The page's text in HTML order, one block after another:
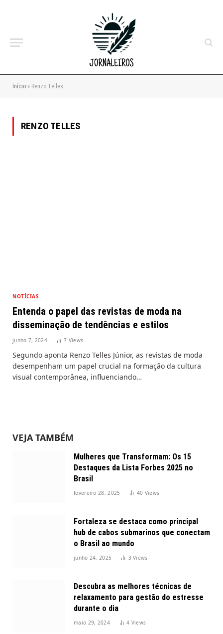
Início » Renzo Telles
RENZO TELLES
NOTÍCIAS
Entenda o papel das revistas de moda na
disseminação de tendências e estilos
junho 7, 2024 7 Views
Segundo aponta Renzo Telles Júnior, as revistas de moda
desempenham um papel crucial na formação da cultura
visual contemporânea, influenciando…
VEJA TAMBÉM
Mulheres que Transformam: Os 15
Destaques da Lista Forbes 2025 no
Brasil
fevereiro 28, 2025 40 Views
Fortaleza se destaca como principal
hub de cabos submarinos que conectam
o Brasil ao mundo
junho 24, 2025 3Views
Descubra as melhores técnicas de
relaxamento para gestão do estresse
durante o dia
maio 29, 2024 4 Views